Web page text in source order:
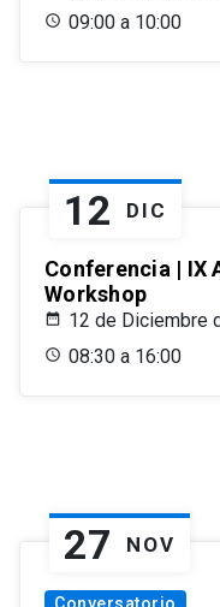
09:00 a 10:00
12 DIC
Conferencia | IX
Workshop
12 de Diciembre
08:30 a 16:00
27 NOV